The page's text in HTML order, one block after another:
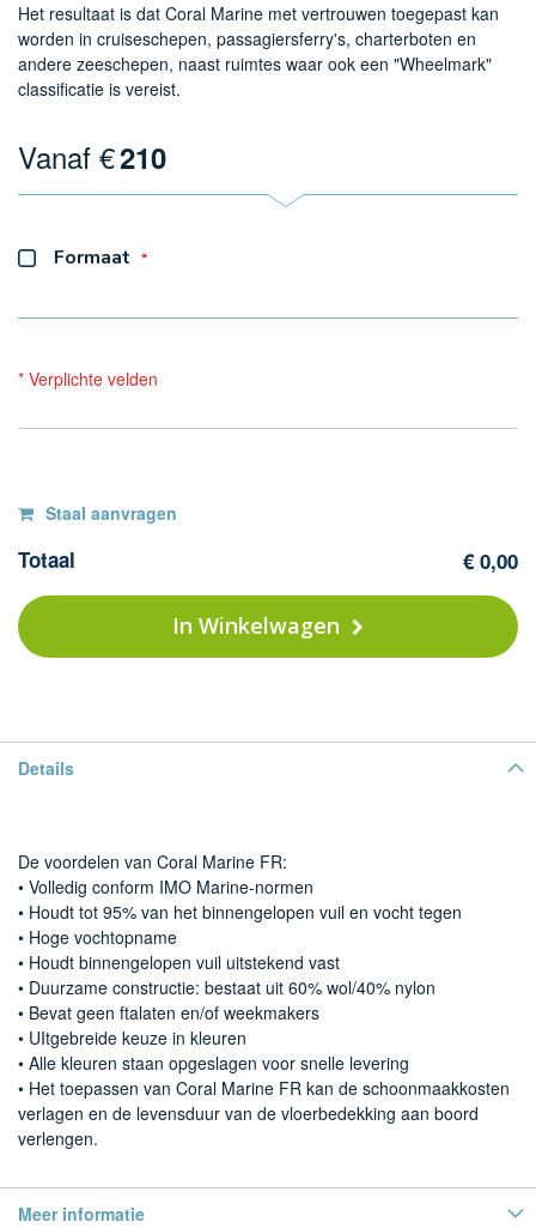
Het resultaat is dat Coral Marine met vertrouwen toegepast kan
worden in cruiseschepen, passagiersferry's, charterboten en
andere zeeschepen, naast ruimtes waar ook een "Wheelmark"
classificatie is vereist.
Vanaf €210
Formaat
* Verplichte velden
Staal aanvragen
-
Op
Totaal € 0,00
In Winkelwagen
Details
De voordelen van Coral Marine FR:
• Volledig conform IMO Marine-normen
• Houdt tot 95% van het binnengelopen vuil en vocht tegen
• Hoge vochtopname
• Houdt binnengelopen vuil uitstekend vast
• Duurzame constructie: bestaat uit 60% wol/40% nylon
• Bevat geen ftalaten en/of weekmakers
• UItgebreide keuze in kleuren
• Alle kleuren staan opgeslagen voor snelle levering
• Het toepassen van Coral Marine FR kan de schoonmaakkosten
verlagen en de levensduur van de vloerbedekking aan boord
verlengen.
Meer informatie